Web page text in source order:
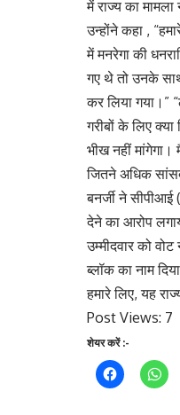
में राज्य का मामला
उन्होंने कहा ,
में मनरेगा की
गए थे तो उनके साथ
कर लिया गया।”
गरीबों के लिए
भीख नहीं
जितने अधिक
बनर्जी ने
देने का आरोप
उम्मीदवार को
ब्लॉक का नाम
हमारे लिए, यह
Post Views: 7
शेयर करें :-